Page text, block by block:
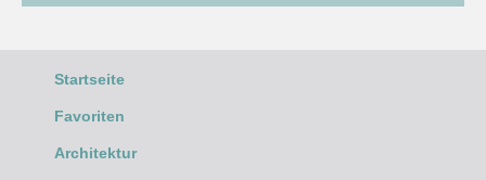
Startseite
Favoriten
Architektur